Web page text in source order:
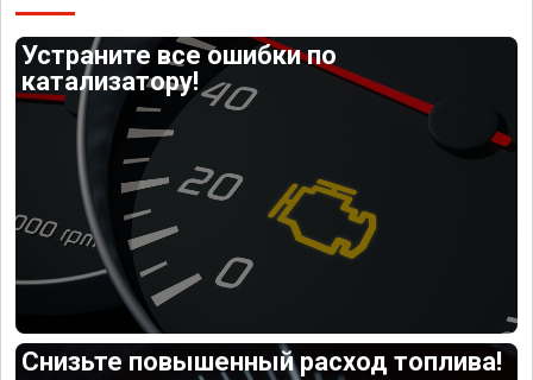
Устраните все ошибки по
катализатору!
Снизьте повышенный расход топлива!